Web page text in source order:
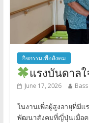
กิจกรรมเพื่อสังคม
แรงบันดาล
June 17, 2026
ในงานเพื่อผู้สูงอายุที่มี
พัฒนาสังคมที่ญี่ปุ่นเมื่อค